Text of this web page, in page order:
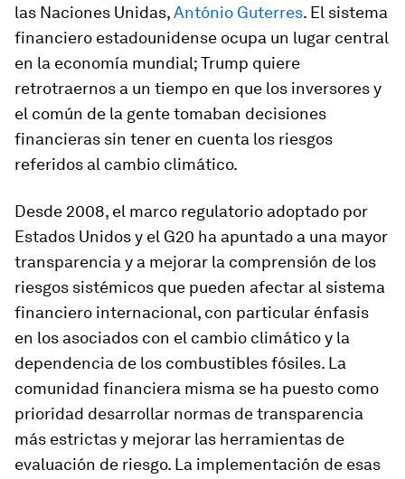
las Naciones Unidas,António Guterres. El sistema
financiero estadounidense ocupa un lugar central
en la economía mundial; Trump quiere
retrotraernos a un tiempo en que los inversores y
el común de la gente tomaban decisiones
financieras sin tener en cuenta los riesgos
referidos al cambio climático.
Desde 2008, el marco regulatorio adoptado por
Estados Unidos y el G20 ha apuntado a una mayor
transparencia y a mejorar la comprensión de los
riesgos sistémicos que pueden afectar al sistema
financiero internacional, con particular énfasis
en los asociados con el cambio climático y la
dependencia de los combustibles fósiles. La
comunidad financiera misma se ha puesto como
prioridad desarrollar normas de transparencia
más estrictas y mejorar las herramientas de
evaluación de riesgo. La implementación de esas